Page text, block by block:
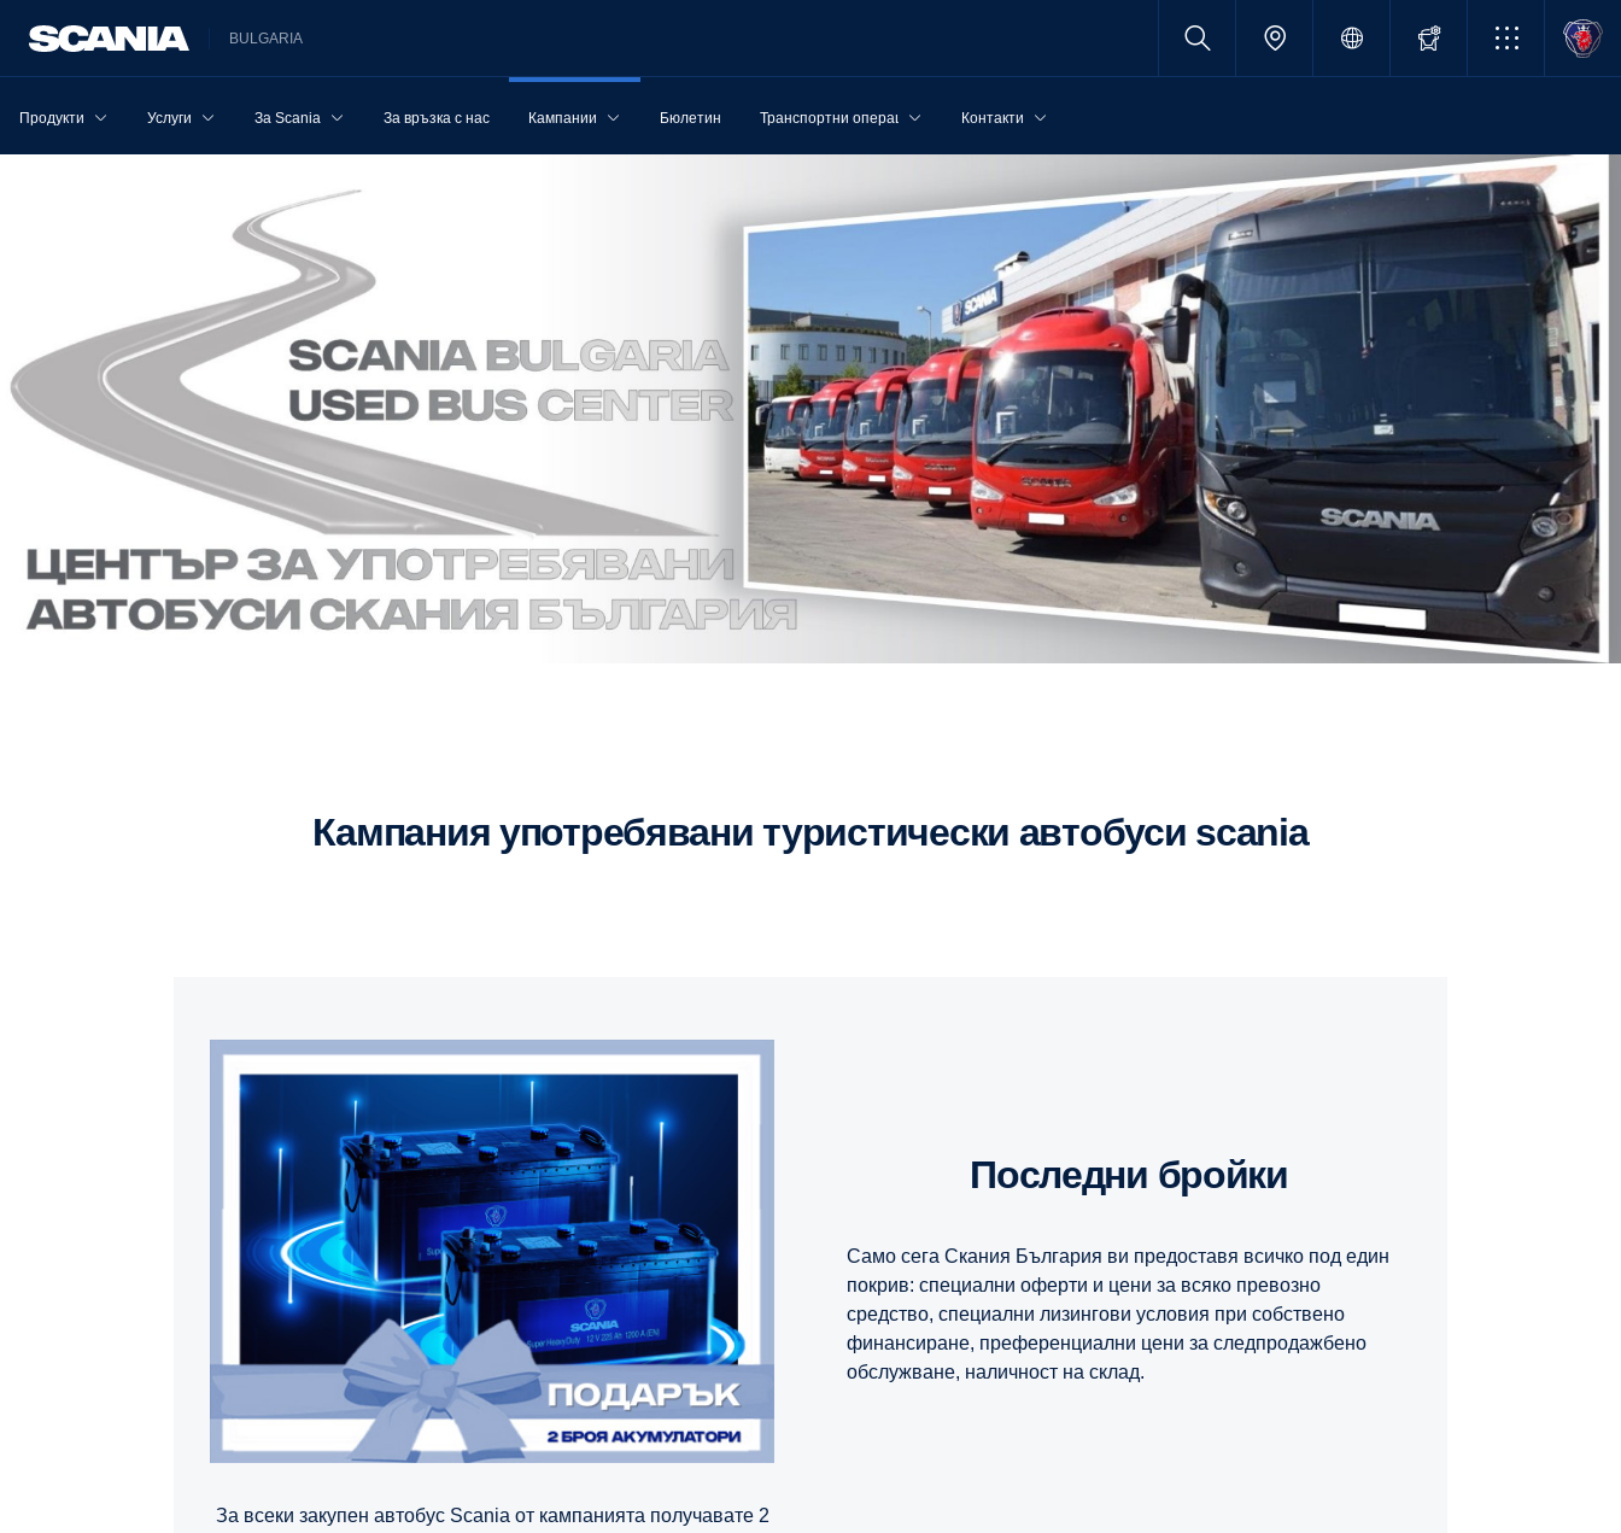
BULGARIA
Продукти Услуги За Scania За връзка с нас Кампании Бюлетин Транспортни операции Контакти
кампания употребявани туристически автобуси scania
за всеки закупен автобус Scania от кампанията получавате 2
последни бройки
Само сега Скания България ви предоставя всичко под един
покрив: специални оферти и цени за всяко превозно
средство, специални лизингови условия при собствено
финансиране, преференциални цени за следпродажбено
обслужване, наличност на склад.